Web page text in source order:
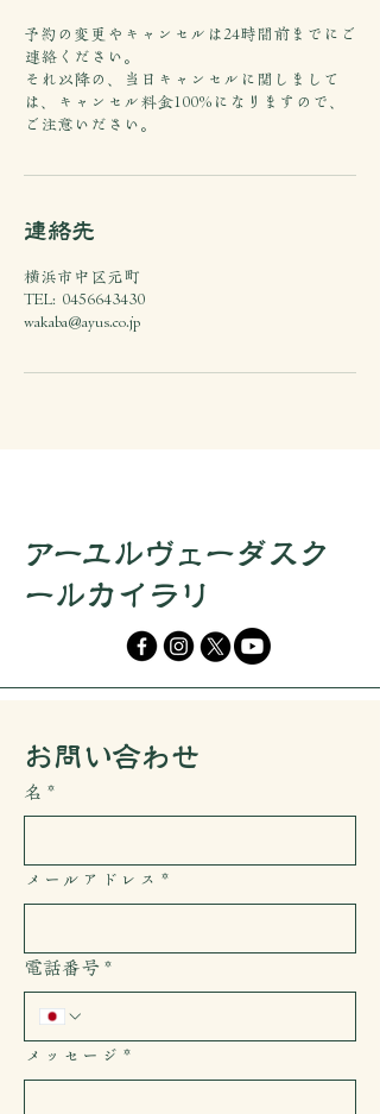
予約の変更やキャンセルは24時間前までにご
連絡ください。
それ以降の、当日キャンセルに関しまして
は、キャンセル料金100%になりますので、
ご注意いださい。
連絡先
横浜市中区元町
TEL: 0456643430
wakaba@ayus.co.jp
アーユルヴェーダスク
ールカイラリ
​お問い合わせ
名 *
メールアドレス *
電話番号 *
メッセージ *